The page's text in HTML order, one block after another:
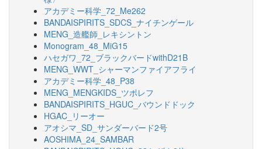
アカデミー科学_72_Me262
BANDAISPIRITS_SDCS_ナイチンゲール
MENG_造艦師_レキシントン
Monogram_48_MiG15
ハセガワ_72_ブラックバードwithD21B
MENG_WWT_シャーマンファイアフライ
アカデミー科学_48_P38
MENG_MENGKIDS_ツポレフ
BANDAISPIRITS_HGUC_バウンドドック
HGAC_リーオー
アオシマ_SD_サンダーバード2号
AOSHIMA_24_SAMBAR